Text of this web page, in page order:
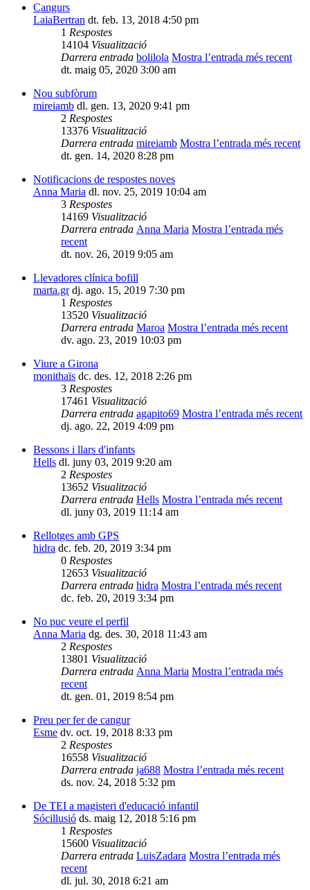
Cangurs
LaiaBertran dt. feb. 13, 2018 4:50 pm
1 Respostes
14104 Visualització
Darrera entrada bolilola Mostra l’entrada més recent
dt. maig 05, 2020 3:00 am
Nou subfòrum
mireiamb dl. gen. 13, 2020 9:41 pm
2 Respostes
13376 Visualització
Darrera entrada mireiamb Mostra l’entrada més recent
dt. gen. 14, 2020 8:28 pm
Notificacions de respostes noves
Anna Maria dl. nov. 25, 2019 10:04 am
3 Respostes
14169 Visualització
Darrera entrada Anna Maria Mostra l’entrada més
recent
dt. nov. 26, 2019 9:05 am
Llevadores clínica bofill
marta.gr dj. ago. 15, 2019 7:30 pm
1 Respostes
13520 Visualització
Darrera entrada Maroa Mostra l’entrada més recent
dv. ago. 23, 2019 10:03 pm
Viure a Girona
monithaïs dc. des. 12, 2018 2:26 pm
3 Respostes
17461 Visualització
Darrera entrada agapito69 Mostra l’entrada més recent
dj. ago. 22, 2019 4:09 pm
Bessons i llars d'infants
Hells dl. juny 03, 2019 9:20 am
2 Respostes
13652 Visualització
Darrera entrada Hells Mostra l’entrada més recent
dl. juny 03, 2019 11:14 am
Rellotges amb GPS
hidra dc. feb. 20, 2019 3:34 pm
0 Respostes
12653 Visualització
Darrera entrada hidra Mostra l’entrada més recent
dc. feb. 20, 2019 3:34 pm
No puc veure el perfil
Anna Maria dg. des. 30, 2018 11:43 am
2 Respostes
13801 Visualització
Darrera entrada Anna Maria Mostra l’entrada més
recent
dt. gen. 01, 2019 8:54 pm
Preu per fer de cangur
Esme dv. oct. 19, 2018 8:33 pm
2 Respostes
16558 Visualització
Darrera entrada ja688 Mostra l’entrada més recent
ds. nov. 24, 2018 5:32 pm
De TEI a magisteri d'educació infantil
Sócillusió ds. maig 12, 2018 5:16 pm
1 Respostes
15600 Visualització
Darrera entrada LuisZadara Mostra l’entrada més
recent
dl. jul. 30, 2018 6:21 am